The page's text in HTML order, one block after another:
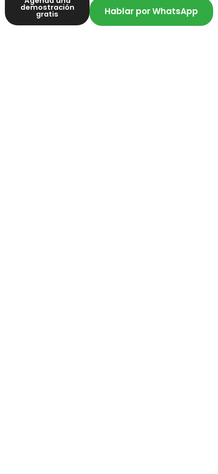
demostración
gratis Hablar por WhatsApp